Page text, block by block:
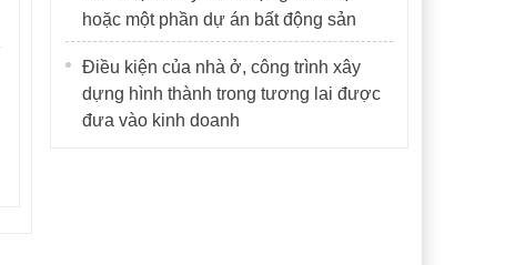
hoặc một phần dự án bất động sản
Điều kiện của nhà ở, công trình xây
dựng hình thành trong tương lai được
đưa vào kinh doanh